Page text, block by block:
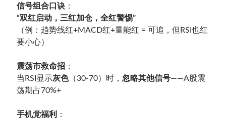
信号组合口诀 ：
“双红启动，三红加仓，全红警惕”
（例：趋势线红+MACD红+量能红 = 可追，但RSI也红
要小心）
震荡市救命招 ：
当RSI显示灰色（30-70）时， 忽略其他信号——A股震
荡期占70%+
手机党福利
：